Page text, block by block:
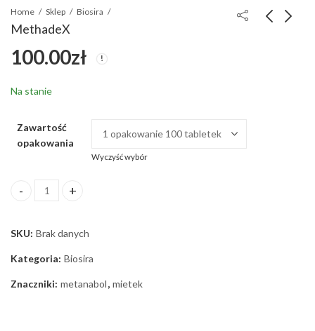
Home Sklep Biosira
MethadeX
100.00zł
Na stanie
Zawartość
opakowania
Wyczyść wybór
MethadeX ilość
SKU: Brak danych
Kategoria: Biosira
Znaczniki: metanabol, mietek